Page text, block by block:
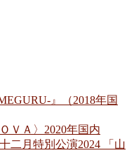
』（2018年国
ＶＡ〉2020年国内
二月特別公演2024 「山